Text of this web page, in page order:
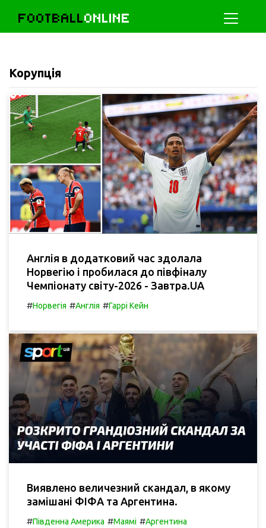
FOOTBALLONLINE
Корупція
Англія в додатковий час здолала
Норвегію і пробилася до півфіналу
Чемпіонату світу-2026 - Завтра.UA
#Норвегія #Англія #Гаррі Кейн
Виявлено величезний скандал, в якому
замішані ФІФА та Аргентина.
#Південна Америка #Маямі #Аргентина